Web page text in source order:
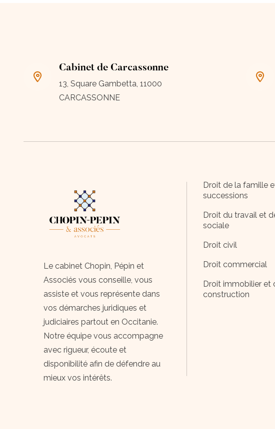
Cabinet de Carcassonne
13, Square Gambetta, 11000
CARCASSONNE
Le cabinet Chopin, Pépin et
Associés vous conseille, vous
assiste et vous représente dans
vos démarches juridiques et
judiciaires partout en Occitanie.
Notre équipe vous accompagne
avec rigueur, écoute et
disponibilité afin de défendre au
mieux vos intérêts.
Droit de la famille
successions
Droit du travail et
sociale
Droit civil
Droit commercial
Droit immobilier et
construction